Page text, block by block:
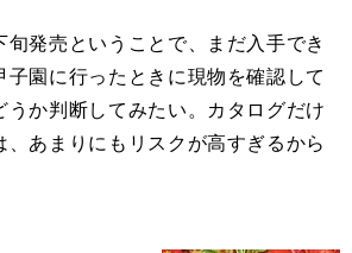
発売ということで、まだ入手でき
園に行ったときに現物を確認して
うか判断してみたい。カタログだけ
、あまりにもリスクが高すぎるから